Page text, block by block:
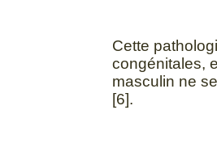
Cette
congénitales,
masculin ne
[6].